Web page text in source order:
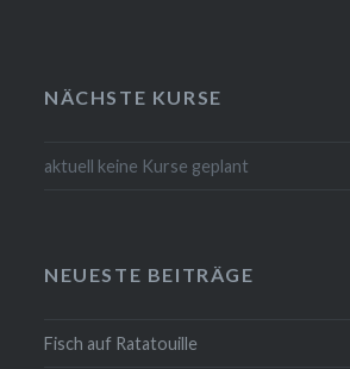
NÄCHSTE KURSE
aktuell keine Kurse geplant
NEUESTE BEITRÄGE
Fisch auf Ratatouille